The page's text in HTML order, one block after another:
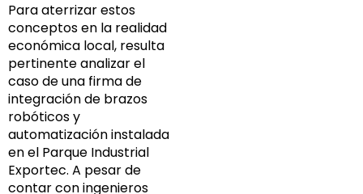
Para aterrizar estos
conceptos en la realidad
económica local, resulta
pertinente analizar el
caso de una firma de
integración de brazos
robóticos y
automatización instalada
en el Parque Industrial
Exportec. A pesar de
contar con ingenieros